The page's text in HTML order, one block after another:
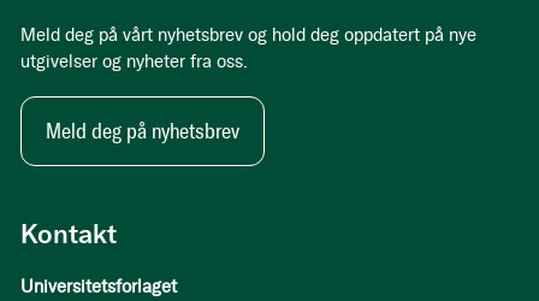
Kontakt
Universitetsforlaget
Meld deg på vårt nyhetsbrev og hold deg oppdatert på nye
utgivelser og nyheter fra oss.
Meld deg på nyhetsbrev